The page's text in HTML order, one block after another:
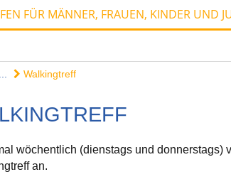
FÜR MÄNNER, FRAUEN, KINDER UND
Walkingtreff
wöchentlich (dienstags und donnerstags)
an.